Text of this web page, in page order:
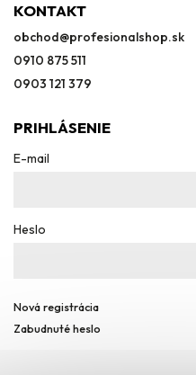
KONTAKT
obchod@profesionalshop.sk
0910 875 511
0903 121 379
PRIHLÁSENIE
E-mail
Heslo
Nová registrácia
Zabudnuté heslo